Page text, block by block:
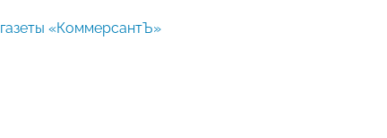
газеты «КоммерсантЪ»